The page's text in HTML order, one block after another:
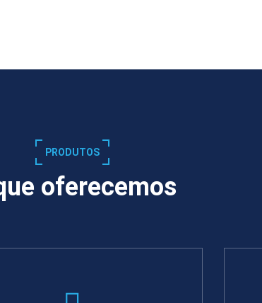
PRODUTOS
oferecemos